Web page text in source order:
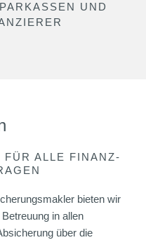
UND
FÜR ALLE FINANZ-
bieten wir
in allen
über die